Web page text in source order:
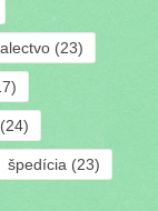
(23)
špedícia (23)